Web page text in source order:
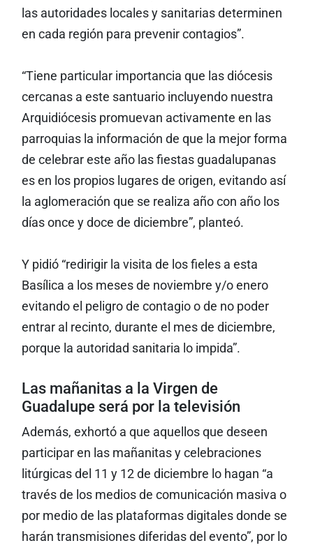
las autoridades locales y sanitarias determinen
en cada región para prevenir contagios”.
“Tiene particular importancia que las diócesis
cercanas a este santuario incluyendo nuestra
Arquidiócesis promuevan activamente en las
parroquias la información de que la mejor forma
de celebrar este año las fiestas guadalupanas
es en los propios lugares de origen, evitando así
la aglomeración que se realiza año con año los
días once y doce de diciembre”, planteó.
Y pidió “redirigir la visita de los fieles a esta
Basílica a los meses de noviembre y/o enero
evitando el peligro de contagio o de no poder
entrar al recinto, durante el mes de diciembre,
porque la autoridad sanitaria lo impida”.
Las mañanitas a la Virgen de
Guadalupe será por la televisión
Además, exhortó a que aquellos que deseen
participar en las mañanitas y celebraciones
litúrgicas del 11 y 12 de diciembre lo hagan “a
través de los medios de comunicación masiva o
por medio de las plataformas digitales donde se
harán transmisiones diferidas del evento”, por lo